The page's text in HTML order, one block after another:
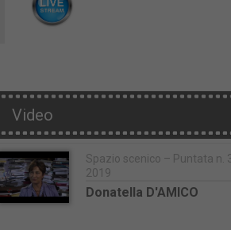
Video
Spazio scenico – Puntata n.
2019
Donatella D'AMICO